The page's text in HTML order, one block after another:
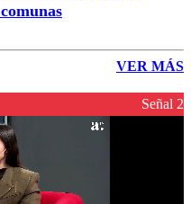
VER MÁS
Señal 2